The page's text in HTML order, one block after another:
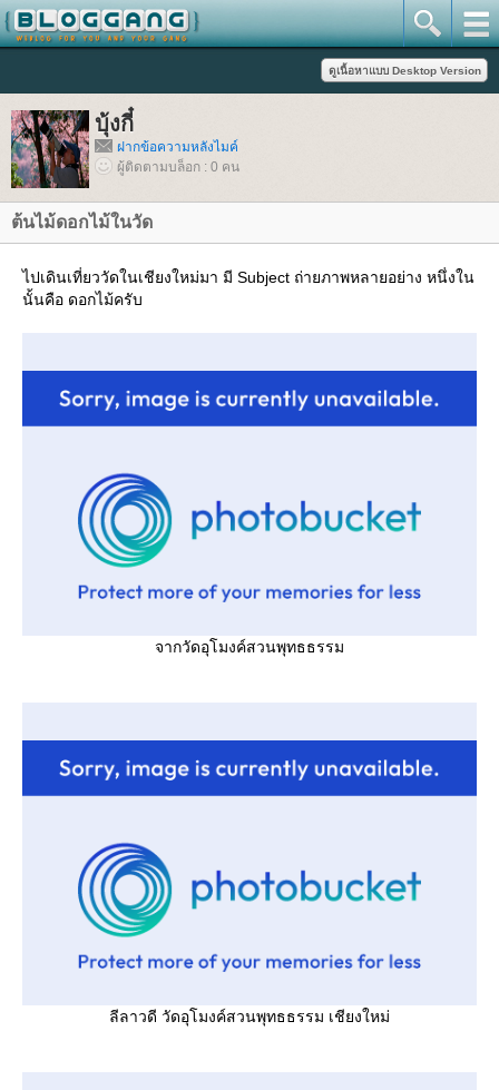
บุ้งกี๋
ฝากข้อความหลังไมค์
ผู้ติดตามบล็อก : 0 คน
ต้นไม้ดอกไม้ในวัด
ไปเดินเที่ยววัดในเชียงใหม่มา มี Subject ถ่ายภาพหลายอย่าง หนึ่งใน
นั้นคือ ดอกไม้ครับ
จากวัดอุโมงค์สวนพุทธธรรม
ลีลาวดี วัดอุโมงค์สวนพุทธธรรม เชียงใหม่